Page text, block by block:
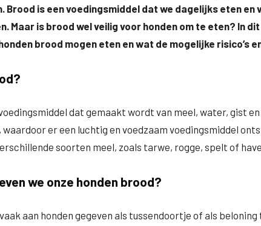
Brood is een voedingsmiddel dat we dagelijks eten en
Maar is brood wel veilig voor honden om te eten? In
brood mogen eten en wat de mogelijke risico’s
dat gemaakt wordt van meel, water, gist
waardoor er een luchtig en voedzaam voedingsmiddel
soorten meel, zoals tarwe, rogge, spelt of
we onze honden brood?
aan honden gegeven als tussendoortje of als